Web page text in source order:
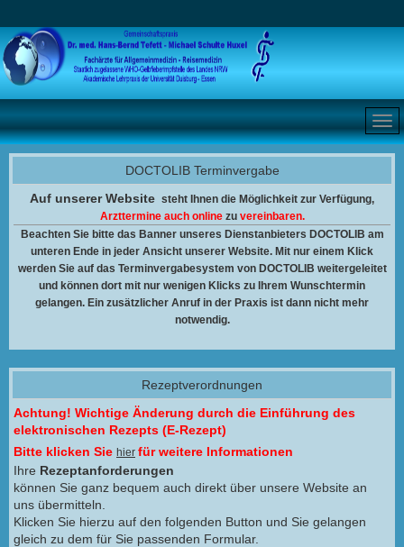
DOCTOLIB Terminvergabe
Auf unserer Website steht Ihnen die Möglichkeit zur Verfügung,
Arzttermine auch onlinezu vereinbaren.
Beachten Sie bitte das Banner unseres Dienstanbieters DOCTOLIB am
unteren Ende in jeder Ansicht unserer Website. Mit nur einem Klick
werden Sie auf das Terminvergabesystem von DOCTOLIB weitergeleitet
und können dort mit nur wenigen Klicks zu Ihrem Wunschtermin
gelangen. Ein zusätzlicher Anruf in der Praxis ist dann nicht mehr
notwendig.
Rezeptverordnungen
Achtung! Wichtige Änderung durch die Einführung des
elektronischen Rezepts (E-Rezept)
Bitte klicken Sie hier für weitere Informationen
Ihre Rezeptanforderungen
können Sie ganz bequem auch direkt über unsere Website an
uns übermitteln.
Klicken Sie hierzu auf den folgenden Button und Sie gelangen
gleich zu dem für Sie passenden Formular.